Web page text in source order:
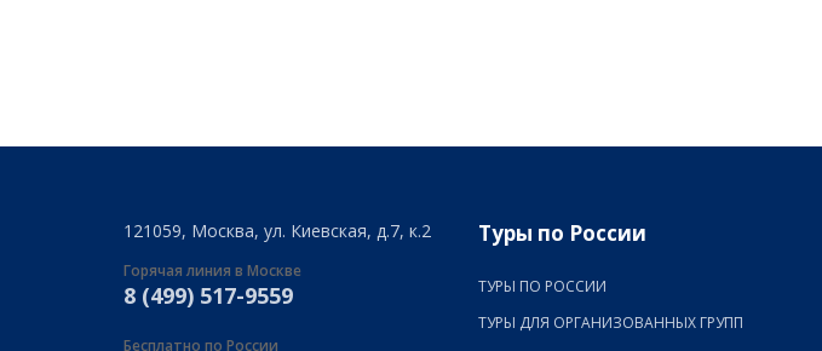
121059, Москва, ул. Киевская, д.7, к.2
Горячая линия в Москве
8 (499) 517-9559
Бесплатно по России
Туры по России
ТУРЫ ПО РОССИИ
ТУРЫ ДЛЯ ОРГАНИЗОВАННЫХ ГРУПП